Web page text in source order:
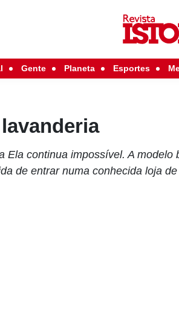
Gente Planeta Esportes
Ela continua impossível. A
de entrar numa conhecida loja